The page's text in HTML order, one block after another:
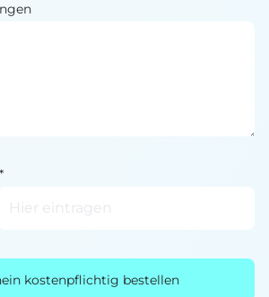
kostenpflichtig bestellen